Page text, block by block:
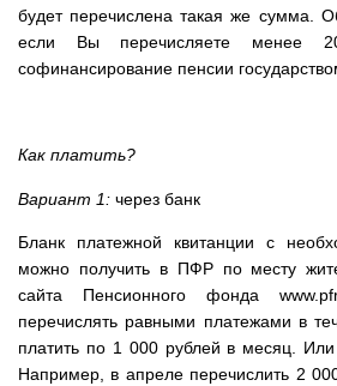
будет перечислена такая же сумма.
если Вы перечисляете менее
софинансирование пенсии
Как платить?
Вариант 1: через банк
Бланк платежной квитанции с
можно получить в ПФР по месту
сайта Пенсионного фонда
перечислять равными платежами в
платить по 1 000 рублей в месяц.
Например, в апреле перечислить 2